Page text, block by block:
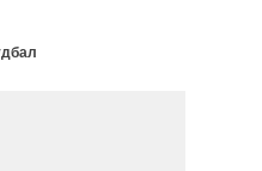
еден услов
ќе постигнат договор за